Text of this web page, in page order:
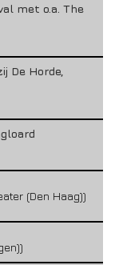
met o.a. The
De Horde,
(Den Haag))